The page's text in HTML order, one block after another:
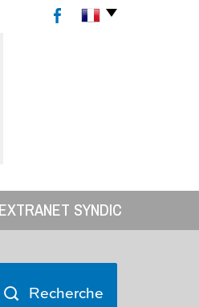
EXTRANET SYNDIC
Recherche